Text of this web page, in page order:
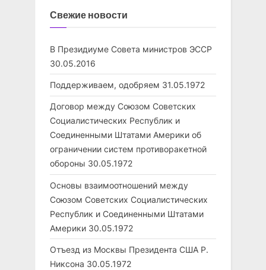
Свежие новости
В Президиуме Совета министров ЭССР
30.05.2016
Поддерживаем, одобряем 31.05.1972
Договор между Союзом Советских
Социалистических Республик и
Соединенными Штатами Америки об
ограничении систем противоракетной
обороны 30.05.1972
Основы взаимоотношений между
Союзом Советских Социалистических
Республик и Соединенными Штатами
Америки 30.05.1972
Отъезд из Москвы Президента США Р.
Никсона 30.05.1972